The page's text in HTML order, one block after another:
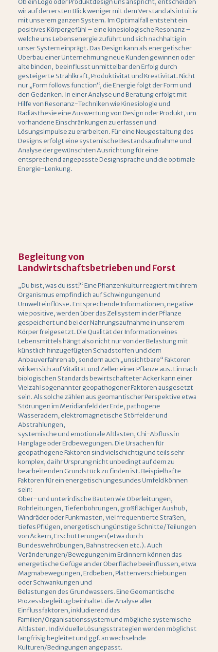
wir auf den ersten Blick weniger mit dem Verstand als intuitiv
mit unserem ganzen System. Im Optimalfall entsteht ein
positives Körpergefühl – eine kinesiologische Resonanz –
welche uns Lebensenergie zuführt und sich nachhaltig in
unser System einprägt. Das Design kann als energetischer
Überbau einer Unternehmung neue Kunden gewinnen oder
alte binden, beeinflusst unmittelbar den Erfolg durch
gesteigerte Strahlkraft, Produktivität und Kreativität. Nicht
nur „Form follows function“, die Energie folgt der Form und
den Gedanken. In einer Analyse und Beratung erfolgt mit
Hilfe von Resonanz-Techniken wie Kinesiologie und
Radiästhesie eine Auswertung von Design oder Produkt, um
vorhandene Einschränkungen zu erfassen und
Lösungsimpulse zu erarbeiten. Für eine Neugestaltung des
Designs erfolgt eine systemische Bestandsaufnahme und
Analyse der gewünschten Ausrichtung für eine
entsprechend angepasste Designsprache und die optimale
Energie-Lenkung.
Begleitung von
Landwirtschaftsbetrieben und Forst
„Du bist, was du isst!“ Eine Pflanzenkultur reagiert mit ihrem
Organismus empfindlich auf Schwingungen und
Umwelteinflüsse. Entsprechende Informationen, negative
wie positive, werden über das Zellsystem in der Pflanze
gespeichert und bei der Nahrungsaufnahme in unserem
Körper freigesetzt. Die Qualität der Information eines
Lebensmittels hängt also nicht nur von der Belastung mit
künstlich hinzugefügten Schadstoffen und dem
Anbauverfahren ab, sondern auch „unsichtbare“ Faktoren
wirken sich auf Vitalität und Zellen einer Pflanze aus. Ein nach
biologischen Standards bewirtschafteter Acker kann einer
Vielzahl sogenannter geopathogener Faktoren ausgesetzt
sein. Als solche zählen aus geomantischer Perspektive etwa
Störungen im Meridianfeld der Erde, pathogene
Wasseradern, elektromagnetische Störfelder und
Abstrahlungen,
systemische und emotionale Altlasten, Chi-Abfluss in
Hanglage oder Erdbewegungen. Die Ursachen für
geopathogene Faktoren sind vielschichtig und teils sehr
komplex, da ihr Ursprung nicht unbedingt auf dem zu
bearbeitenden Grundstück zu finden ist. Beispielhafte
Faktoren für ein energetisch ungesundes Umfeld können
sein:
Ober- und unterirdische Bauten wie Oberleitungen,
Rohrleitungen, Tiefenbohrungen, großflächiger Aushub,
Windräder oder Funkmasten, viel frequentierte Straßen,
tiefes Pflügen, energetisch ungünstige Schnitte/Teilungen
von Äckern, Erschütterungen (etwa durch
Bundeswehrübungen, Bahnstrecken etc.). Auch
Veränderungen/Bewegungen im Erdinnern können das
energetische Gefüge an der Oberfläche beeinflussen, etwa
Magmabewegungen, Erdbeben, Plattenverschiebungen
oder Schwankungen und
Belastungen des Grundwassers. Eine Geomantische
Prozessbegleitug beinhaltet die Analyse aller
Einflussfaktoren, inkludierend das
Familien/Organisationssystem und mögliche systemische
Altlasten. Individuelle Lösungsstrategien werden möglichst
langfrisig begleitet und ggf. an wechselnde
Kulturen/Bedingungen angepasst.